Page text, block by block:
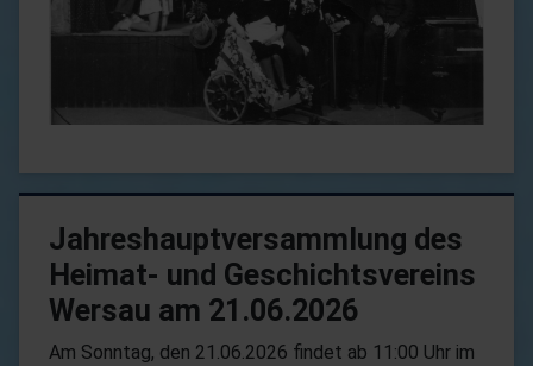
Jahreshauptversammlung des
Heimat- und Geschichtsvereins
Wersau am 21.06.2026
Am Sonntag, den 21.06.2026 findet ab 11:00 Uhr im